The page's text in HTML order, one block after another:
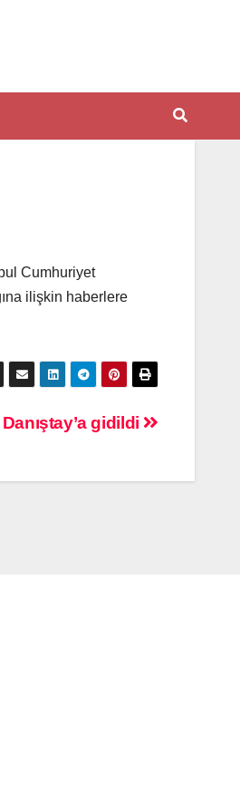
Cumhuriyet
ilişkin haberlere
gidildi